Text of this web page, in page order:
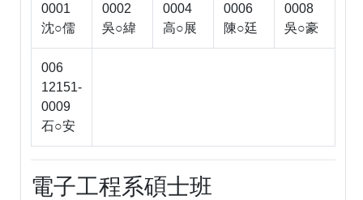
0001
沈○儒
0002
吳○緯
0004
高○展
0006
陳○廷
0008
吳○豪
006
12151-
0009
石○安
電子工程系碩士班